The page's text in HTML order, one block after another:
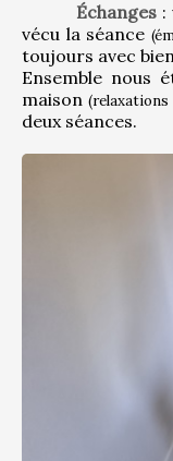
Échanges :
vécu la séance
toujours avec
Ensemble nous
maison
deux séances.